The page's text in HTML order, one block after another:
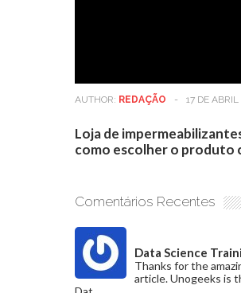
AUTHOR: REDAÇÃO - 17 DE
Loja de
como escolher o produto
Comentários Recentes
Data Science
Thanks for the
article. Unogeeks is